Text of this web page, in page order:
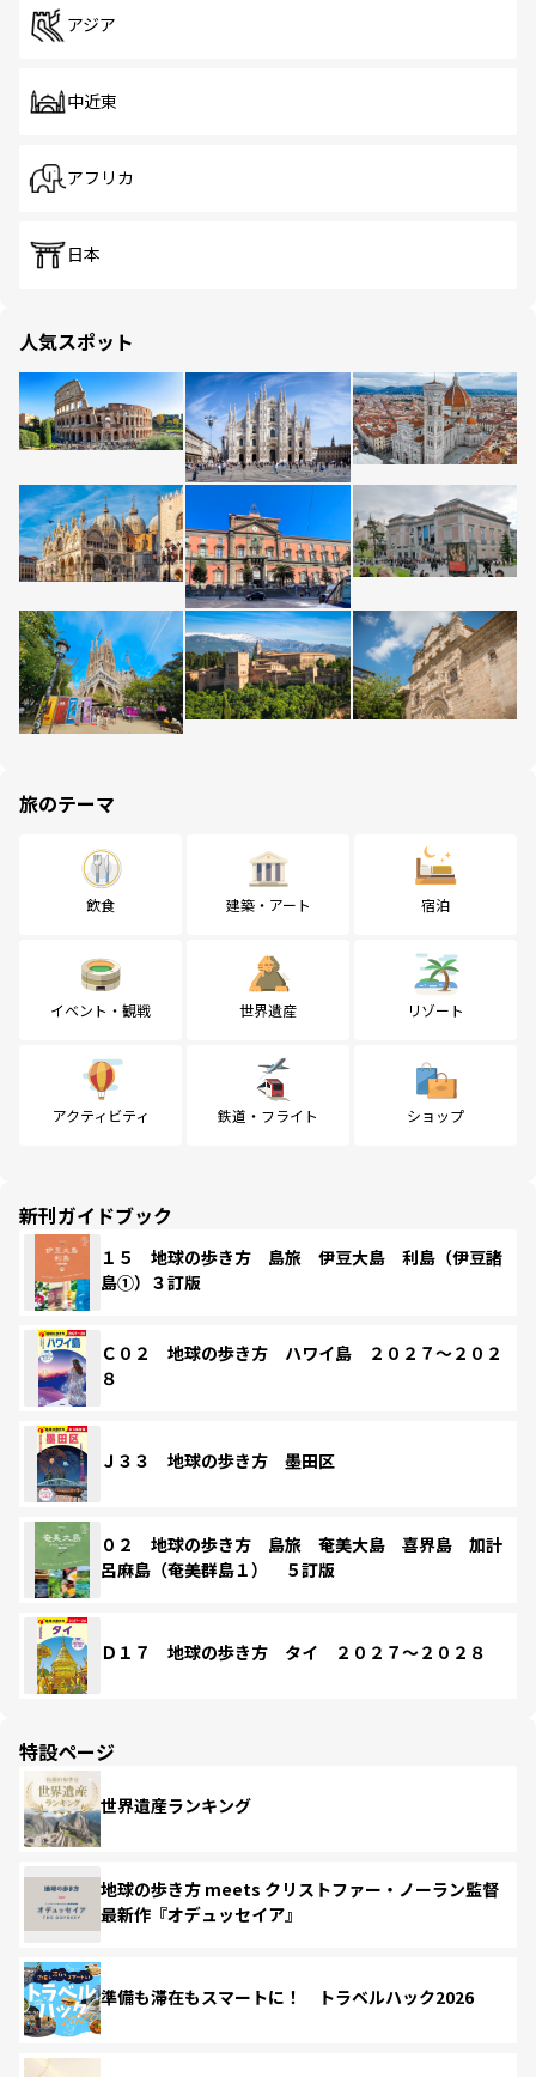
アジア
中近東
アフリカ
日本
人気スポット
旅のテーマ
飲食 建築・アート 宿泊
イベント・観戦 世界遺産 リゾート
アクティビティ 鉄道・フライト ショップ
新刊ガイドブック
１５ 地球の歩き方 島旅 伊豆大島 利島（伊豆諸
島①）３訂版
Ｃ０２ 地球の歩き方 ハワイ島 ２０２７～２０２
８
Ｊ３３ 地球の歩き方 墨田区
０２ 地球の歩き方 島旅 奄美大島 喜界島 加計
呂麻島（奄美群島１） ５訂版
Ｄ１７ 地球の歩き方 タイ ２０２７～２０２８
特設ページ
世界遺産ランキング
地球の歩き方 meets クリストファー・ノーラン監督
最新作『オデュッセイア』
準備も滞在もスマートに！ トラベルハック2026